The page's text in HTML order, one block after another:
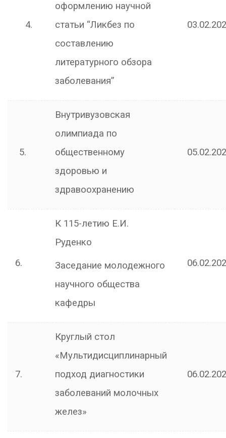
4.
оформлению научной
статьи “Ликбез по
составлению
литературного обзора
заболевания”
5.
Внутривузовская
олимпиада по
общественному
здоровью и
здравоохранению
6.
К 115-летию Е.И.
Руденко
Заседание молодежного
научного общества
кафедры
7.
Круглый стол
«Мультидисциплинарный
подход диагностики
заболеваний молочных
желез»